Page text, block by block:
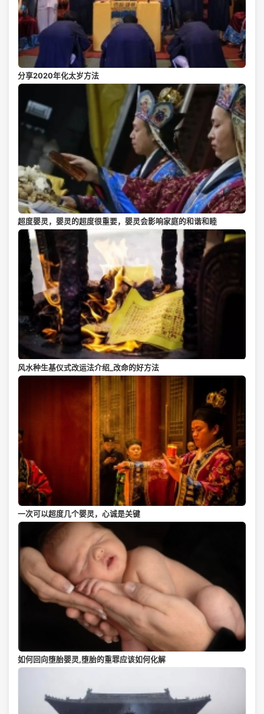
分享2020年化太岁方法
超度婴灵，婴灵的超度很重要，婴灵会影响家庭的和谐和睦
风水种生基仪式改运法介绍_改命的好方法
一次可以超度几个婴灵，心诚是关键
如何回向堕胎婴灵,堕胎的重罪应该如何化解